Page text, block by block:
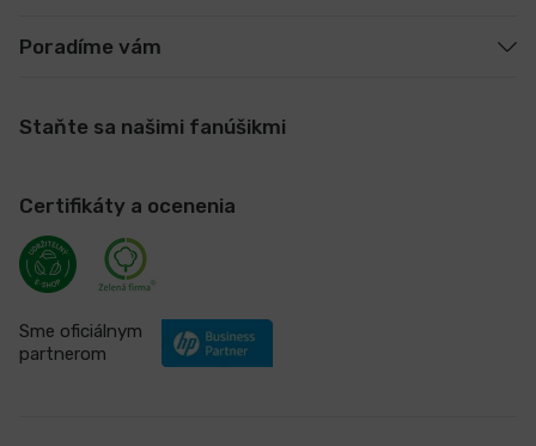
Poradíme vám
Staňte sa našimi fanúšikmi
Certifikáty a ocenenia
Sme oficiálnym
partnerom